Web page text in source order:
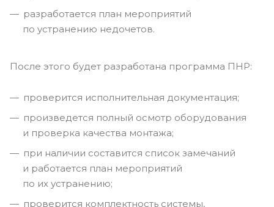
разработается план мероприятий
по устранению недочетов.
После этого будет разработана программа ПНР:
проверится исполнительная документация;
произведется полный осмотр оборудования
и проверка качества монтажа;
при наличии составится список замечаний
и работается план мероприятий
по их устранению;
проверится комплектность системы,